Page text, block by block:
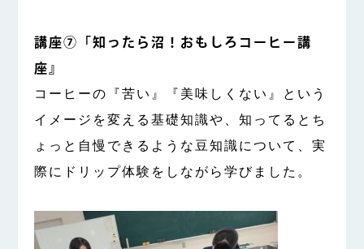
講座⑦「知ったら沼！おもしろコーヒー講
座』
コーヒーの『苦い』『美味しくない』という
イメージを変える基礎知識や、知ってるとち
ょっと自慢できるような豆知識について、実
際にドリップ体験をしながら学びました。